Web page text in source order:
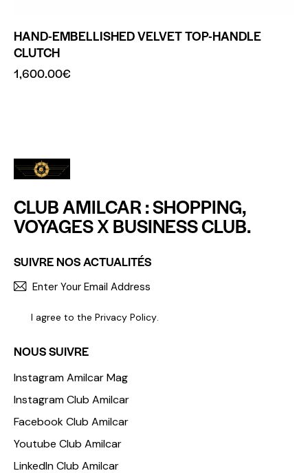
HAND-EMBELLISHED VELVET TOP-HANDLE
CLUTCH
1,600.00€
CLUB AMILCAR : SHOPPING,
VOYAGES X BUSINESS CLUB.
SUIVRE NOS ACTUALITÉS
I agree to the Privacy Policy.
NOUS SUIVRE
Instagram Amilcar Mag
Instagram Club Amilcar
Facebook Club Amilcar
Youtube Club Amilcar
LinkedIn Club Amilcar